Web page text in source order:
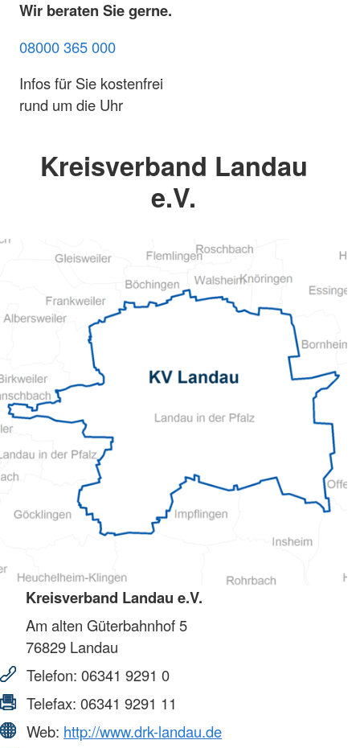
Wir beraten Sie gerne.
08000 365 000
Infos für Sie kostenfrei
rund um die Uhr
Kreisverband Landau
e.V.
Kreisverband Landau e.V.
Am alten Güterbahnhof 5
76829 Landau
Telefon: 06341 9291 0
Telefax: 06341 9291 11
Web: http://www.drk-landau.de